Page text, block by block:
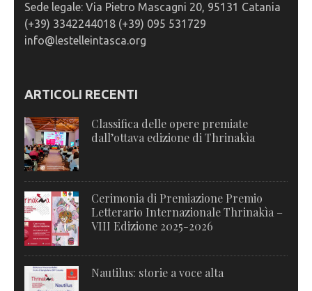
Sede legale: Via Pietro Mascagni 20, 95131 Catania
(+39) 3342244018 (+39) 095 531729
info@lestelleintasca.org
ARTICOLI RECENTI
Classifica delle opere premiate
dall’ottava edizione di Thrinakìa
Cerimonia di Premiazione Premio
Letterario Internazionale Thrinakìa –
VIII Edizione 2025-2026
Nautilus: storie a voce alta